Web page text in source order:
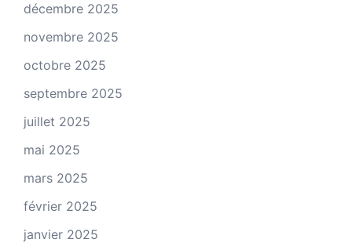
décembre 2025
novembre 2025
octobre 2025
septembre 2025
juillet 2025
mai 2025
mars 2025
février 2025
janvier 2025